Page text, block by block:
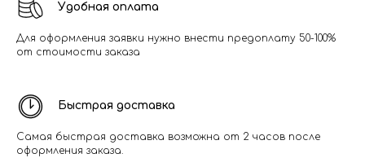
Удобная оплата
Для оформления заявки нужно внести предоплату 50-100%
от стоимости заказа
Быстрая доставка
Самая быстрая доставка возможна от 2 часов после
оформления заказа.